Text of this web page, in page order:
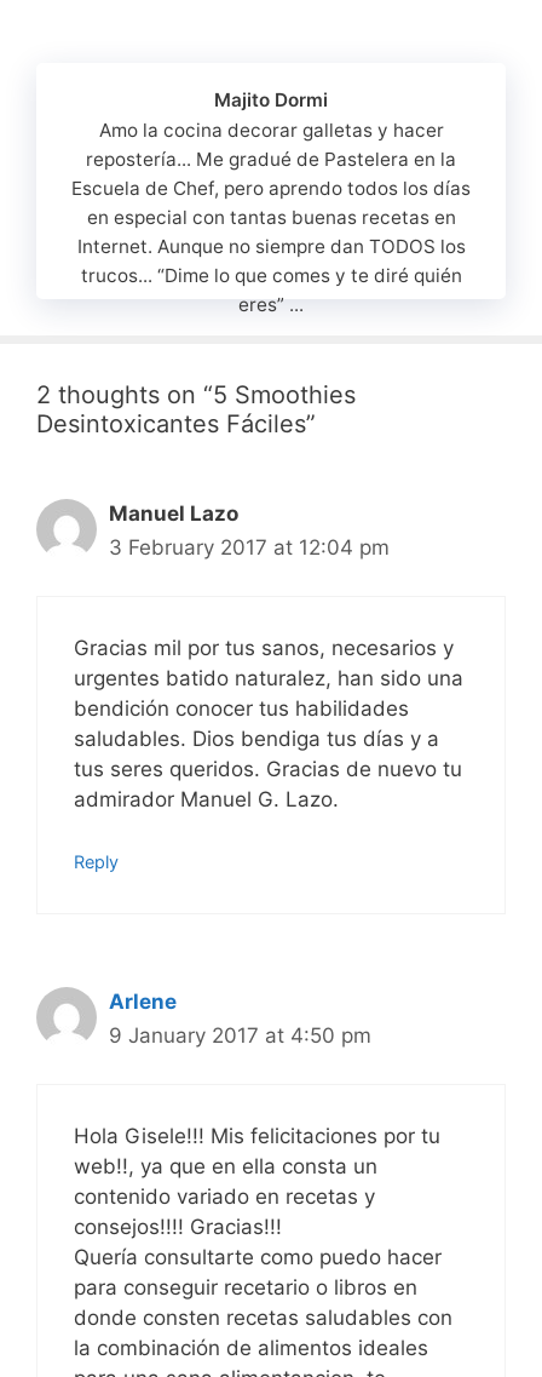
Majito Dormi
Amo la cocina decorar galletas y hacer
repostería... Me gradué de Pastelera en la
Escuela de Chef, pero aprendo todos los días
en especial con tantas buenas recetas en
Internet. Aunque no siempre dan TODOS los
trucos... “Dime lo que comes y te diré quién
eres” ...
2 thoughts on “5 Smoothies
Desintoxicantes Fáciles”
Manuel Lazo
3 February 2017 at 12:04 pm
Gracias mil por tus sanos, necesarios y
urgentes batido naturalez, han sido una
bendición conocer tus habilidades
saludables. Dios bendiga tus días y a
tus seres queridos. Gracias de nuevo tu
admirador Manuel G. Lazo.
Reply
Arlene
9 January 2017 at 4:50 pm
Hola Gisele!!! Mis felicitaciones por tu
web!!, ya que en ella consta un
contenido variado en recetas y
consejos!!!! Gracias!!!
Quería consultarte como puedo hacer
para conseguir recetario o libros en
donde consten recetas saludables con
la combinación de alimentos ideales